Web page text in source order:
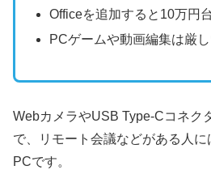
Officeを追加すると10万円
PCゲームや動画編集は厳
WebカメラやUSB Type-Cコネク
で、リモート会議などがある人に
PCです。